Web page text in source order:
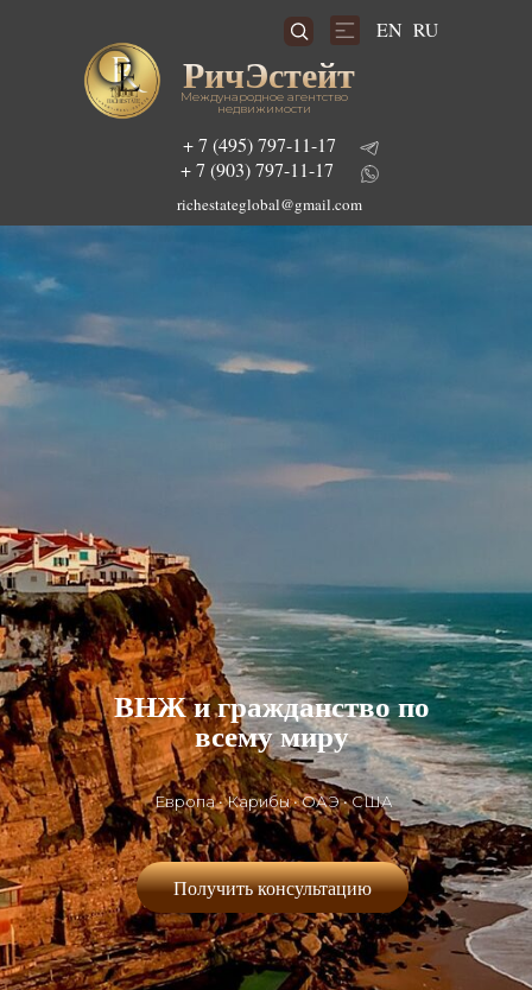
Международное агентство
недвижимости
РичЭстейт
+ 7 (903) 797-11-17
+ 7 (495) 797-11-17
richestateglobal@gmail.com
EN RU
Подобрать инвестиционный проект
Получить консультацию
Европа • Карибы • ОАЭ • США
ВНЖ и гражданство по
всему миру